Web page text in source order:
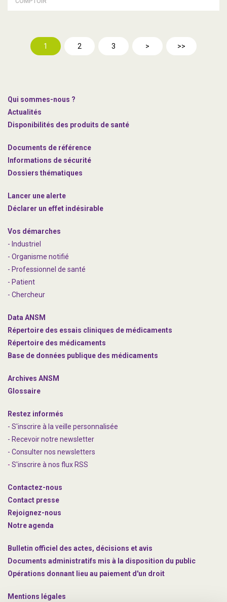
1 2 3 > >>
Qui sommes-nous ?
Actualités
Disponibilités des produits de santé
Documents de référence
Informations de sécurité
Dossiers thématiques
Lancer une alerte
Déclarer un effet indésirable
Vos démarches
- Industriel
- Organisme notifié
- Professionnel de santé
- Patient
- Chercheur
Data ANSM
Répertoire des essais cliniques de médicaments
Répertoire des médicaments
Base de données publique des médicaments
Archives ANSM
Glossaire
Restez informés
- S'inscrire à la veille personnalisée
- Recevoir notre newsletter
- Consulter nos newsletters
- S'inscrire à nos flux RSS
Contactez-nous
Contact presse
Rejoignez-nous
Notre agenda
Bulletin officiel des actes, décisions et avis
Documents administratifs mis à la disposition du public
Opérations donnant lieu au paiement d'un droit
Mentions légales